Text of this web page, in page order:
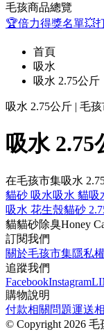
毛孩商品總覽
🏆倍力得獎名單💥
首頁
吸水
吸水 2.75公斤
吸水 2.75公斤 | 毛
吸水 2.75
在毛孩市集吸水
貓砂 吸水吸水 貓吸
吸水 花生殼貓砂
貓貓砂除臭Honey
訂閱我們
關於毛孩市集隱私
追蹤我們
FacebookInstagram
購物說明
付款相關問題運送
© Copyright 2026 毛